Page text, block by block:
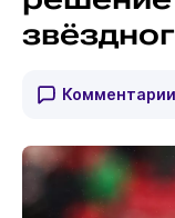
Комментарии